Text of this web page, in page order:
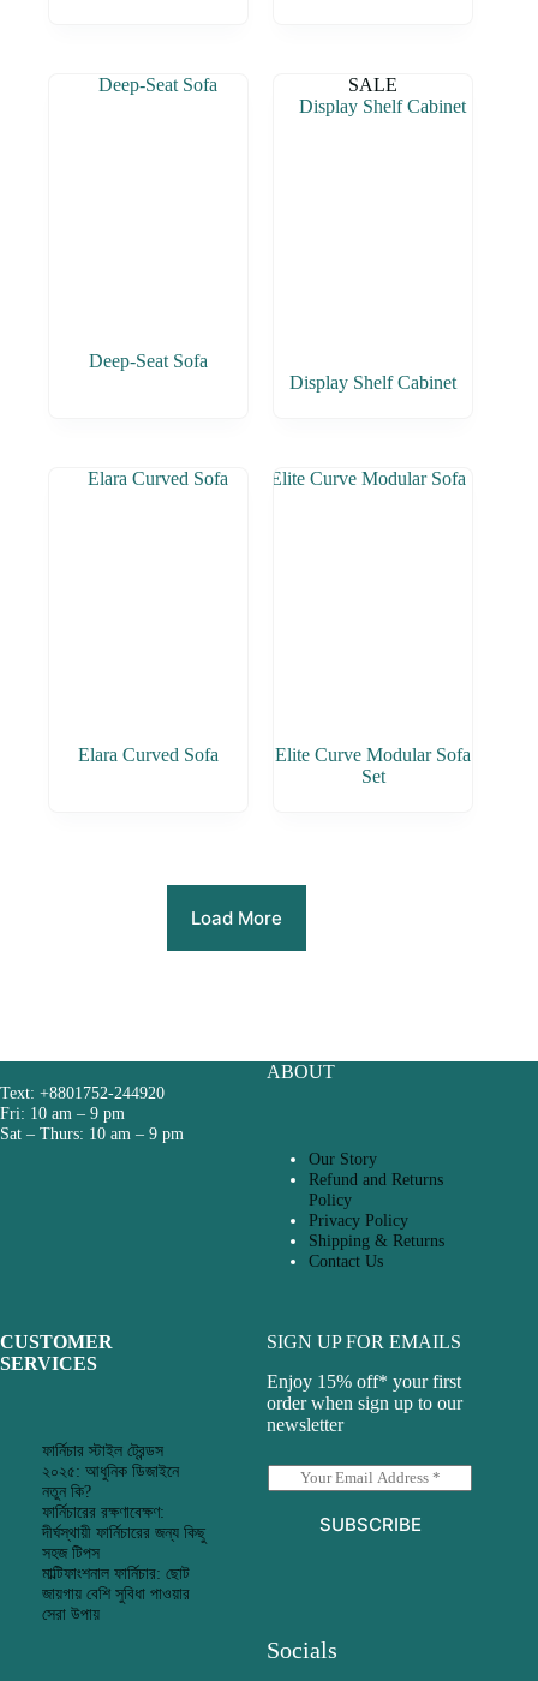
Deep-Seat Sofa
SALE
Display Shelf Cabinet
Elara Curved Sofa
Elite Curve Modular Sofa
Set
Load More
Text: +8801752-244920
Fri: 10 am – 9 pm
Sat – Thurs: 10 am – 9 pm
ABOUT
Our Story
Refund and Returns
Policy
Privacy Policy
Shipping & Returns
Contact Us
CUSTOMER
SERVICES
ফার্নিচার স্টাইল ট্রেন্ডস
২০২৫: আধুনিক ডিজাইনে
নতুন কি?
ফার্নিচারের রক্ষণাবেক্ষণ:
দীর্ঘস্থায়ী ফার্নিচারের জন্য কিছু
সহজ টিপস
মাল্টিফাংশনাল ফার্নিচার: ছোট
জায়গায় বেশি সুবিধা পাওয়ার
সেরা উপায়
SIGN UP FOR EMAILS
Enjoy 15% off* your first
order when sign up to our
newsletter
m
SUBSCRIBE
Socials